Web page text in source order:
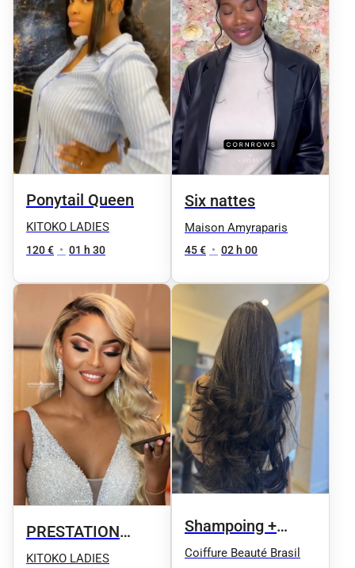
Ponytail Queen
KITOKO LADIES
120 € • 01 h 30
Six nattes
Maison Amyraparis
45 € • 02 h 00
PRESTATION
MARIAGE
KITOKO LADIES
Shampoing +
Coupe + Brushing
Coiffure Beauté Brasil